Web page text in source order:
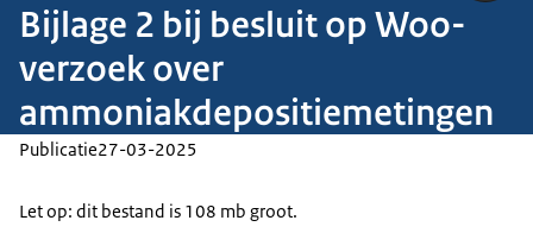
Bijlage 2 bij besluit op Woo-
verzoek over
ammoniakdepositiemetingen
Publicatie27-03-2025
Let op: dit bestand is 108 mb groot.